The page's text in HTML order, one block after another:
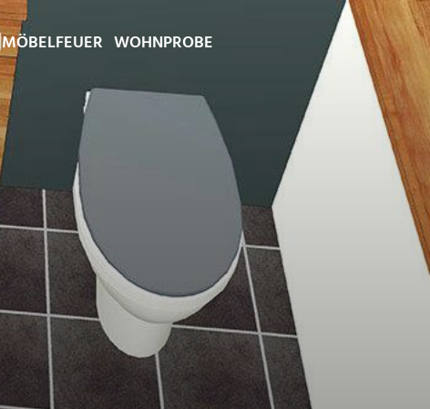
MÖBELFEUER WOHNPROBE